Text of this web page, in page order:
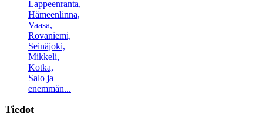
Lappeenranta,
Hämeenlinna,
Vaasa,
Rovaniemi,
Seinäjoki,
Mikkeli,
Kotka,
Salo ja
enemmän...
Tiedot